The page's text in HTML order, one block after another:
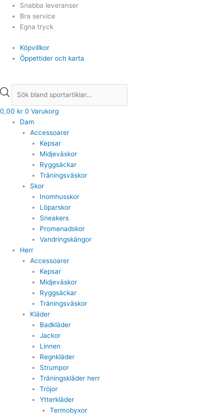
Hoppa
innehåll
Snabba leveranser
Bra service
Egna tryck
Köpvillkor
Öppettider och karta
Products
search
0,00 kr 0 Varukorg
Dam
Accessoarer
Kepsar
Midjeväskor
Ryggsäckar
Träningsväskor
Skor
Inomhusskor
Löparskor
Sneakers
Promenadskor
Vandringskängor
Herr
Accessoarer
Kepsar
Midjeväskor
Ryggsäckar
Träningsväskor
Kläder
Badkläder
Jackor
Linnen
Regnkläder
Strumpor
Träningskläder herr
Tröjor
Ytterkläder
Termobyxor
Products
search